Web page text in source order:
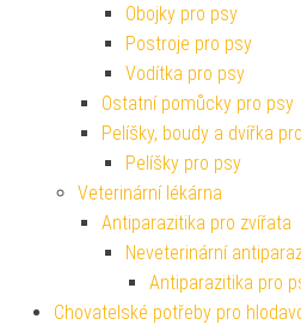
Obojky pro psy
Postroje pro psy
Vodítka pro psy
Ostatní pomůcky pro psy
Pelíšky, boudy a dvířka
Pelíšky pro psy
Veterinární lékárna
Antiparazitika pro zvířata
Neveterinární
Antiparazitika pro
Chovatelské potřeby pro